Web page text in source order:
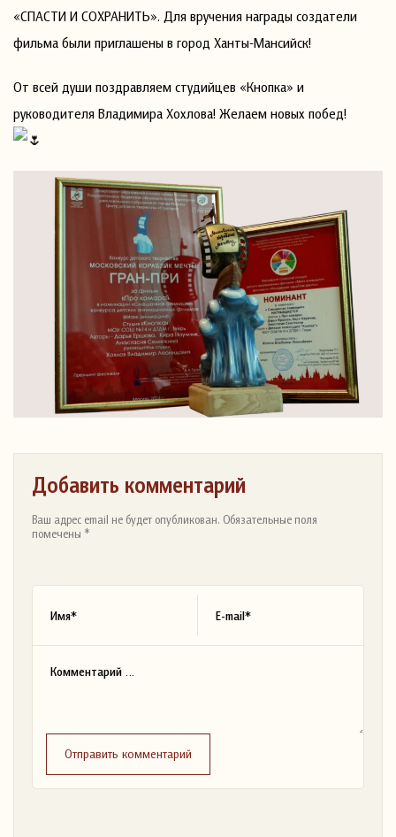
«СПАСТИ И СОХРАНИТЬ». Для вручения награды создатели
фильма были приглашены в город Ханты-Мансийск!
От всей души поздравляем студийцев «Кнопка» и
руководителя Владимира Хохлова! Желаем новых побед!
Добавить комментарий
Ваш адрес email не будет опубликован. Обязательные поля
помечены *
Отправить комментарий